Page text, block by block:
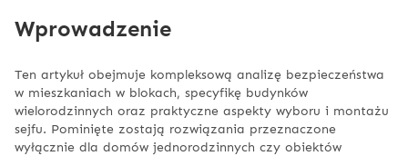
Wprowadzenie
Ten artykuł obejmuje kompleksową analizę bezpieczeństwa
w mieszkaniach w blokach, specyfikę budynków
wielorodzinnych oraz praktyczne aspekty wyboru i montażu
sejfu. Pominięte zostają rozwiązania przeznaczone
wyłącznie dla domów jednorodzinnych czy obiektów